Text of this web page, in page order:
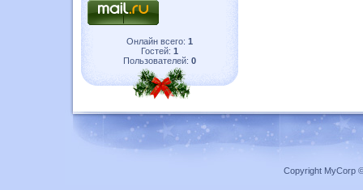
Онлайн всего: 1
Гостей: 1
Пользователей: 0
Copyright MyCorp